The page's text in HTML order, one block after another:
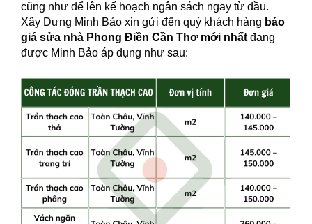
cũng như để lên kế hoạch ngân sách ngay từ đầu.
Xây Dưng Minh Bảo xin gửi đến quý khách hàng báo
giá sửa nhà Phong Điền Cần Thơ mới nhấtđang
được Minh Bảo áp dụng như sau: